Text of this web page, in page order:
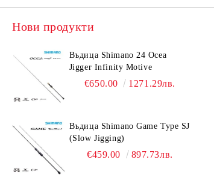
Нови продукти
Въдица Shimano 24 Ocea
Jigger Infinity Motive
€650.00 1271.29лв.
Въдица Shimano Game Type SJ
(Slow Jigging)
€459.00 897.73лв.